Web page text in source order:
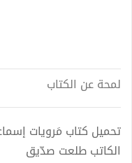
لمحة عن الكتاب
الكاتب طلعت صدّيق